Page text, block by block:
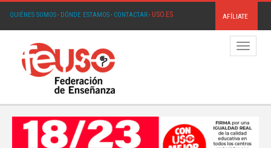
QUIÉNES SOMOS· DÓNDE ESTAMOS· CONTACTAR· USO.ES AFÍLIATE
Menú